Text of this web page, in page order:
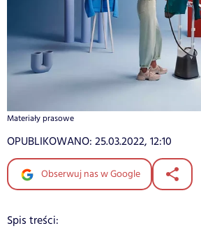
Materiały prasowe
OPUBLIKOWANO: 25.03.2022, 12:10
Obserwuj nas w Google
Spis treści: